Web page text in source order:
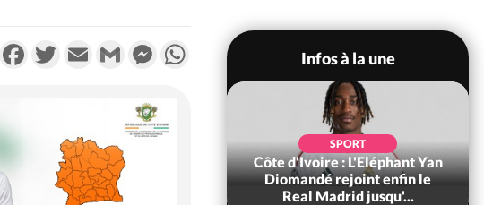
PartagerFacebookTwitterEmail Gmail MessengerWhatsApp
Infos à la une
SOCIÉTÉ
Côte d'Ivoire : Fin du rachat
des 100 000 tonnes de cacao,
le SYNARFA-CI co...
SPORT
Côte d'Ivoire : L'Eléphant Yan
Diomandé rejoint enfin le
Real Madrid jusqu'...